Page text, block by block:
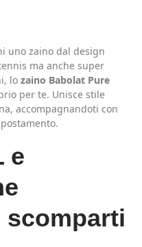
uno zaino dal design
ma anche super
lo zaino Babolat Pure
per te. Unisce stile
accompagnandoti con
e
scomparti